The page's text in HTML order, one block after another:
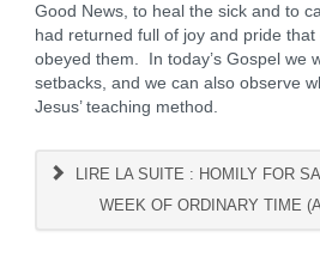
Good News, to heal the sick and to
had returned full of joy and pride
obeyed them. In today’s Gospel we
setbacks, and we can also observe
Jesus’ teaching method.
LIRE LA SUITE : HOMILY FOR
WEEK OF ORDINARY TIME